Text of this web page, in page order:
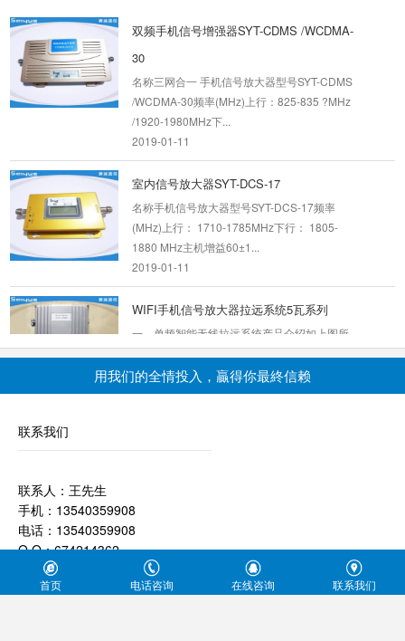
真正的给自己的...
2019-05-24
手机信号一到高层就不好了
断网、信号差，通话中断，相信大多数手机
用户都会出现这种烦恼。在很多情况下，这并不
是因为电信运...
2019-07-09
高通5G基带只能用半年？-手机信...
5G事真多自打我国5G正式商用后，各大手机厂
商5G市场争抢就进入到冲刺环节，都竞相公布
能支持5G网络的新...
2019-07-29
手机信号放大器有没有辐射?
首先我们需要了解一个事实：无线信号就是辐
射，我们生活中无处不存在辐射，例如阳光、
手机信号会不会总是时有时无的，总感觉用
起来不是很通畅，不是手机的问题，那就是手机
信号的问题了...
2019-05-17
双频手机信号增强器SYT-CDMS /WCDMA-
30
名称三网合一 手机信号放大器型号SYT-CDMS
/WCDMA-30频率(MHz)上行：825-835 ?MHz
/1920-1980MHz下...
2019-01-11
室内信号放大器SYT-DCS-17
名称手机信号放大器型号SYT-DCS-17频率
(MHz)上行： 1710-1785MHz下行： 1805-
1880 MHz主机增益60±1...
2019-01-11
WIFI手机信号放大器拉远系统5瓦系列
一、单频智能无线拉远系统产品介绍如上图所
示，智能拉远系统由近端机、中继天线、远端
机、重发天线四部...
2019-01-11
2019-01-11
腔体耦合器
腔体耦合器广泛应用于通信，雷达和室内分布系
用我们的全情投入，贏得你最終信赖
联系我们
联系人：王先生
手机：13540359908
电话：13540359908
Q Q：674214362
公司地址：地址：成都市金牛区成华街18号金樾(金粤)电器城A区27
首页 电话咨询 在线咨询 联系我们